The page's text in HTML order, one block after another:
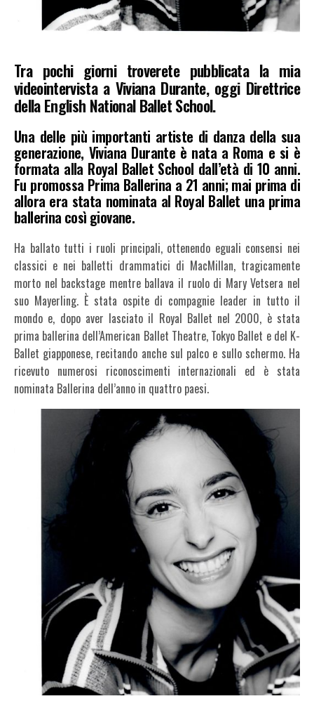
Tra pochi giorni troverete pubblicata la mia
videointervista a Viviana Durante, oggi Direttrice
della English National Ballet School.
Una delle più importanti artiste di danza della sua
generazione, Viviana Durante è nata a Roma e si è
formata alla Royal Ballet School dall’età di 10 anni.
Fu promossa Prima Ballerina a 21 anni; mai prima di
allora era stata nominata al Royal Ballet una prima
ballerina così giovane.
Ha ballato tutti i ruoli principali, ottenendo eguali consensi nei
classici e nei balletti drammatici di MacMillan, tragicamente
morto nel backstage mentre ballava il ruolo di Mary Vetsera nel
suo Mayerling. È stata ospite di compagnie leader in tutto il
mondo e, dopo aver lasciato il Royal Ballet nel 2000, è stata
prima ballerina dell’American Ballet Theatre, Tokyo Ballet e del K-
Ballet giapponese, recitando anche sul palco e sullo schermo. Ha
ricevuto numerosi riconoscimenti internazionali ed è stata
nominata Ballerina dell’anno in quattro paesi.